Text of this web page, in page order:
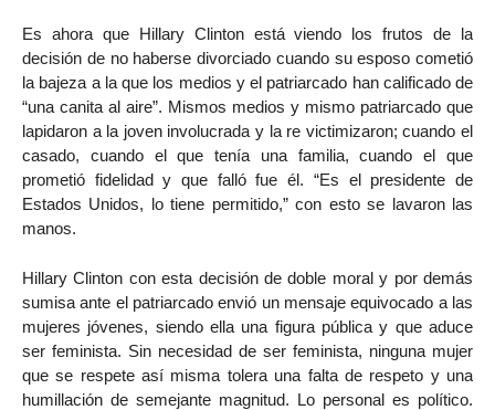
Es ahora que Hillary Clinton está viendo los frutos de la
decisión de no haberse divorciado cuando su esposo cometió
la bajeza a la que los medios y el patriarcado han calificado de
“una canita al aire”. Mismos medios y mismo patriarcado que
lapidaron a la joven involucrada y la re victimizaron; cuando el
casado, cuando el que tenía una familia, cuando el que
prometió fidelidad y que falló fue él. “Es el presidente de
Estados Unidos, lo tiene permitido,” con esto se lavaron las
manos.
Hillary Clinton con esta decisión de doble moral y por demás
sumisa ante el patriarcado envió un mensaje equivocado a las
mujeres jóvenes, siendo ella una figura pública y que aduce
ser feminista. Sin necesidad de ser feminista, ninguna mujer
que se respete así misma tolera una falta de respeto y una
humillación de semejante magnitud. Lo personal es político.